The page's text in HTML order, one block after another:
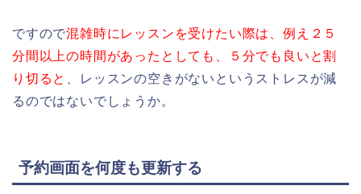
ですので混雑時にレッスンを受けたい際は、例え２５
分間以上の時間があったとしても、５分でも良いと割
り切ると
、レッスンの空きがないというストレスが減
るのではないでしょうか。
予約画面を何度も更新する